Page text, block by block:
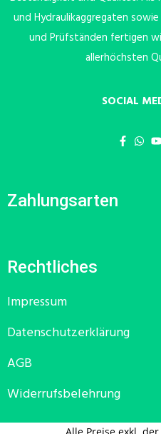
und Hydraulikaggregaten
und Prüfständen fertigen
allerhöchsten
SOCIAL
Zahlungsarten
Rechtliches
Impressum
Datenschutzerklärung
AGB
Widerrufsbelehrung